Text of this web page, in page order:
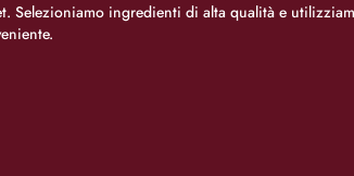
ingredienti di alta qualità e